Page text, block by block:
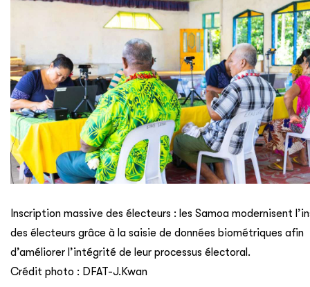
Inscription massive des électeurs : les Samoa modernisent
des électeurs grâce à la saisie de données biométriques afin
d’améliorer l’intégrité de leur processus électoral.
Crédit photo : DFAT-J.Kwan